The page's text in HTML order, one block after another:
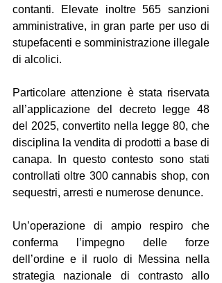
contanti. Elevate inoltre 565 sanzioni
amministrative, in gran parte per uso di
stupefacenti e somministrazione illegale
di alcolici.
Particolare attenzione è stata riservata
all’applicazione del decreto legge 48
del 2025, convertito nella legge 80, che
disciplina la vendita di prodotti a base di
canapa. In questo contesto sono stati
controllati oltre 300 cannabis shop, con
sequestri, arresti e numerose denunce.
Un’operazione di ampio respiro che
conferma l’impegno delle forze
dell’ordine e il ruolo di Messina nella
strategia nazionale di contrasto allo